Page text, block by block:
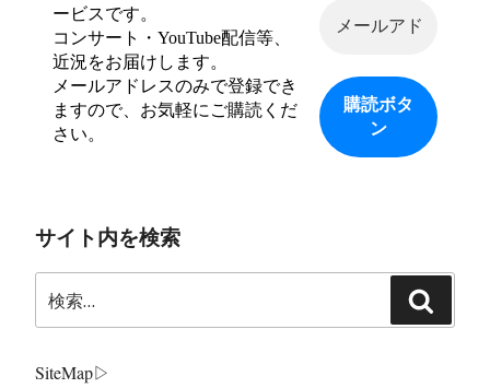
ービスです。
コンサート・YouTube配信等、
近況をお届けします。
メールアドレスのみで登録でき
ますので、お気軽にご購読くだ
さい。
サイト内を検索
索:
索
SiteMap▷